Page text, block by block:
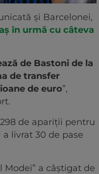
și Barcelonei,
în urmă cu câteva
de Bastoni de la
de transfer
de euro”,
de apariții pentru
livrat 30 de pase
Modei” a câștigat de